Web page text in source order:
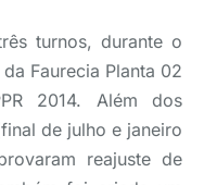
turnos, durante o
Faurecia Planta 02
2014. Além dos
de julho e janeiro
reajuste de